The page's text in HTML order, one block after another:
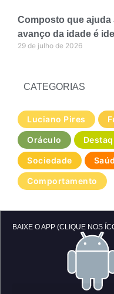
Composto que
avanço da idade é
29 de julho de 2026
CATEGORIAS
Luciano Pires
Oráculo
Sociedade
Comportamento
BAIXE O APP (CLIQUE NOS